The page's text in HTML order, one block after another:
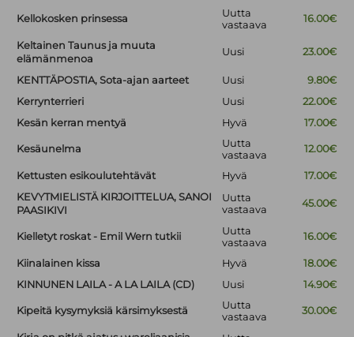
Kellokosken prinsessa
Uutta
vastaava
16.00€
Keltainen Taunus ja muuta
elämänmenoa
Uusi 23.00€
KENTTÄPOSTIA, Sota-ajan aarteet Uusi
9.80€
Kerrynterrieri
Uusi
22.00€
Kesän kerran mentyä
Hyvä 17.00€
Kesäunelma
Uutta
vastaava
12.00€
Kettusten esikoulutehtävät Hyvä
17.00€
KEVYTMIELISTÄ KIRJOITTELUA, SANOI
PAASIKIVI
Uutta
vastaava
45.00€
Kielletyt roskat - Emil Wern tutkii
Uutta
vastaava
16.00€
Kiinalainen kissa Hyvä
18.00€
KINNUNEN LAILA - A LA LAILA (CD)
Uusi 14.90€
Kipeitä kysymyksiä kärsimyksestä
Uutta
vastaava
30.00€